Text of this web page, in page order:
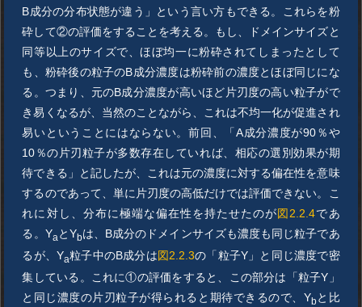
B成分の分布状態が違う」という言い方もできる。これらを粉
砕して②の評価をすることを考える。もし、ドメインサイズと
同等以上のサイズで、ほぼ均一に粉砕されてしまったとして
も、粉砕後の粒子のB成分濃度は粉砕前の濃度とほぼ同じにな
る。つまり、元のB成分濃度が高いほど片刃度の高い粒子がで
き易くなるが、当然のことながら、これは不均一化が促進され
易いということにはならない。前回、「A成分濃度が90％や
10％の片刃粒子が多数存在していれば、相応の選別効果が期
待できる」と記したが、これは元の濃度に対する偏在性を意味
するのであって、単に片刃度の高低だけでは評価できない。こ
れに対し、分布に極端な偏在性を持たせたのが図2.2.4であ
る。Ya とYbは、B成分のドメインサイズも濃度も同じ粒子であ
るが、Ya粒子中のB成分は図2.2.3の「粒子Y」と同じ濃度で密
集している。これに①の評価をすると、この部分は「粒子Y」
と同じ濃度の片刃粒子が得られると期待できるので、Ybと比